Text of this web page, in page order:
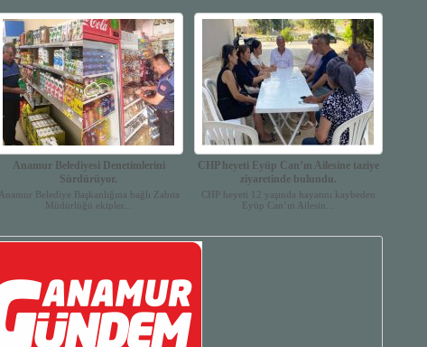
Anamur Belediyesi Denetimlerini
Sürdürüyor.
Anamur Belediye Başkanlığına bağlı Zabıta
Müdürlüğü ekipler...
CHP heyeti Eyüp Can’ın Ailesine taziye
ziyaretinde bulundu.
CHP heyeti 12 yaşında hayatını kaybeden
Eyüp Can’ın Ailesin...